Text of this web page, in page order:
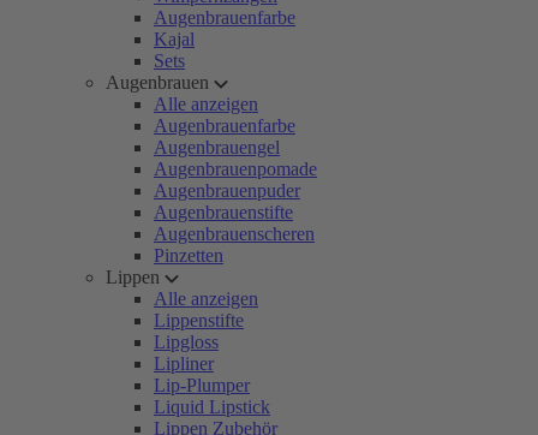
Augenbrauenfarbe
Kajal
Sets
Augenbrauen
Alle anzeigen
Augenbrauenfarbe
Augenbrauengel
Augenbrauenpomade
Augenbrauenpuder
Augenbrauenstifte
Augenbrauenscheren
Pinzetten
Lippen
Alle anzeigen
Lippenstifte
Lipgloss
Lipliner
Lip-Plumper
Liquid Lipstick
Lippen Zubehör